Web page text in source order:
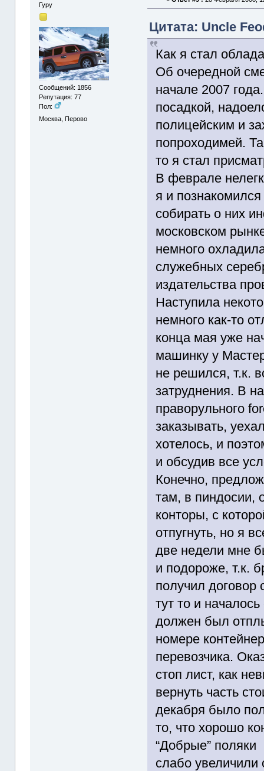
Гуру
Сообщений: 1856
Репутация: 77
Пол:
Москва, Перово
Цитата: Uncle
Как я стал
Об очередной
начале 2007
посадкой,
полицейским и
попроходимей.
то я стал
В феврале
я и
собирать о них
московском
немного
служебных
издательства
Наступила
немного как-то
конца мая уже
машинку у
не решился, т.к.
затруднения. В
праворульного
заказывать,
хотелось, и
и обсудив все
Конечно,
там, в пиндосии,
конторы, с
отпугнуть, но я
две недели мне
и подороже, т.к.
получил договор
тут то и
должен был
номере
перевозчика.
стоп лист, как
вернуть часть
декабря было
то, что хорошо
“Добрые”
слабо увеличили